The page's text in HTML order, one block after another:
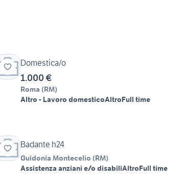
Domestica/o
1.000 €
Roma (RM)
Altro - Lavoro domesticoAltroFull time
Badante h24
Guidonia Montecelio (RM)
Assistenza anziani e/o disabiliAltroFull time